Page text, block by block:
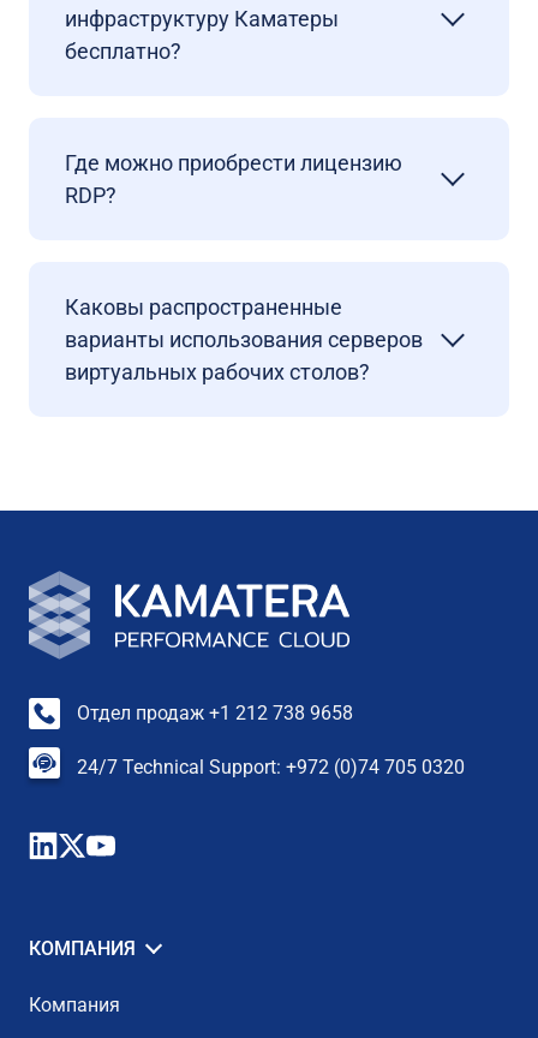
инфраструктуру Каматеры
бесплатно?
Где можно приобрести лицензию
RDP?
Каковы распространенные
варианты использования серверов
виртуальных рабочих столов?
Отдел продаж +1 212 738 9658
24/7 Technical Support: +972 (0)74 705 0320
КОМПАНИЯ
Компания